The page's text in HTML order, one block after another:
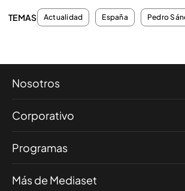
TEMAS Actualidad España Pedro
Nosotros
Corporativo
Programas
Más de Mediaset